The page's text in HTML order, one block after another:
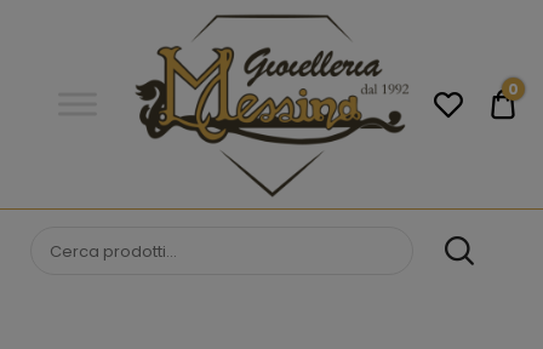
donna. Acquista online i migliori
0